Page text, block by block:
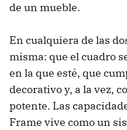
de un mueble.
En cualquiera de las
misma: que el cuadro
en la que esté, que
decorativo y, a la vez,
potente. Las
Frame vive como un